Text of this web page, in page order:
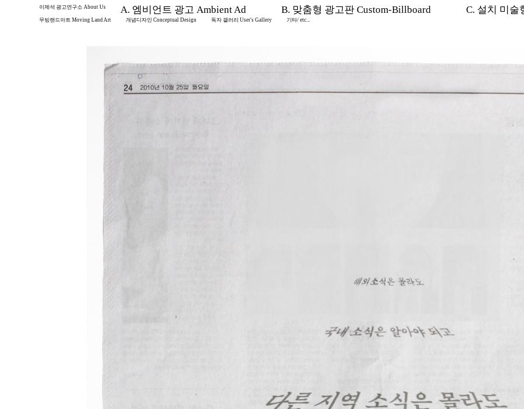
이제석 광고연구소 About Us A. 엠비언트 광고 Ambient Ad B. 맞춤형 광고판 Custom-Billboard C. 설치 미술
무빙랜드아트 Moving Land Art 개념디자인 Conceptual Design 독자 갤러리 User's Gallery 기타/ etc...